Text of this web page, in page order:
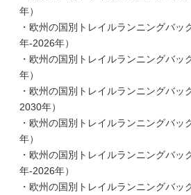
年）
・欧州の国別トレイルランニングバッ
年-2026年）
・欧州の国別トレイルランニングバッ
年）
・欧州の国別トレイルランニングバッ
2030年）
・欧州の国別トレイルランニングバッ
年）
・欧州の国別トレイルランニングバッ
年-2026年）
・欧州の国別トレイルランニングバッ